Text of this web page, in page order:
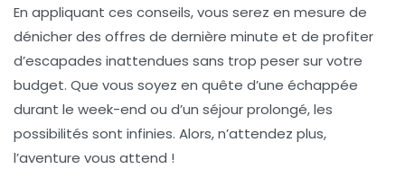
En appliquant ces conseils, vous serez en mesure de
dénicher des offres de dernière minute et de profiter
d’escapades inattendues sans trop peser sur votre
budget. Que vous soyez en quête d’une échappée
durant le week-end ou d’un séjour prolongé, les
possibilités sont infinies. Alors, n’attendez plus,
l’aventure vous attend !